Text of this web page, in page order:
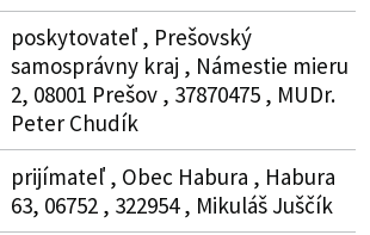
poskytovateľ , Prešovský
samosprávny kraj , Námestie mieru
2, 08001 Prešov , 37870475 , MUDr.
Peter Chudík
prijímateľ , Obec Habura , Habura
63, 06752 , 322954 , Mikuláš Juščík